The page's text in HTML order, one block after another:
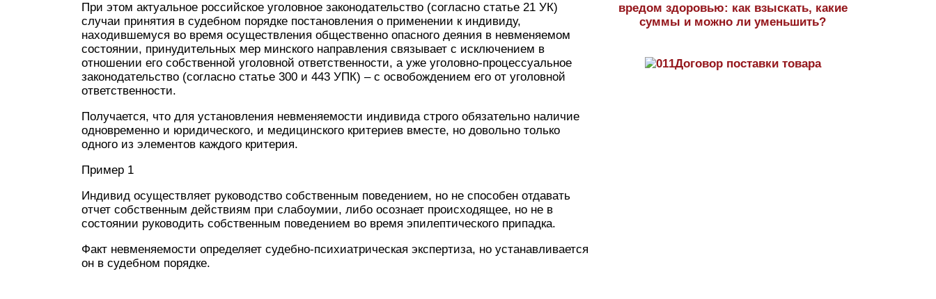
При этом актуальное российское уголовное законодательство (согласно статье 21 УК)
случаи принятия в судебном порядке постановления о применении к индивиду,
находившемуся во время осуществления общественно опасного деяния в невменяемом
состоянии, принудительных мер минского направления связывает с исключением в
отношении его собственной уголовной ответственности, а уже уголовно-процессуальное
законодательство (согласно статье 300 и 443 УПК) – с освобождением его от уголовной
ответственности.
Получается, что для установления невменяемости индивида строго обязательно наличие
одновременно и юридического, и медицинского критериев вместе, но довольно только
одного из элементов каждого критерия.
Пример 1
Индивид осуществляет руководство собственным поведением, но не способен отдавать
отчет собственным действиям при слабоумии, либо осознает происходящее, но не в
состоянии руководить собственным поведением во время эпилептического припадка.
Факт невменяемости определяет судебно-психиатрическая экспертиза, но устанавливается
он в судебном порядке.
вредом здоровью: как взыскать, какие
суммы и можно ли уменьшить?
Договор поставки товара